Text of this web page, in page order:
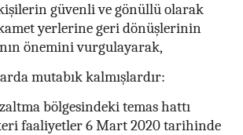
güvenli ve gönüllü olarak
yerlerine geri dönüşlerinin
önemini vurgulayarak,
mutabık kalmışlardır:
bölgesindeki temas hattı
faaliyetler 6 Mart 2020 tarihinde